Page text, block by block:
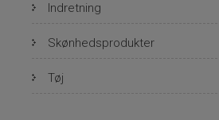
Indretning
Skønhedsprodukter
Tøj